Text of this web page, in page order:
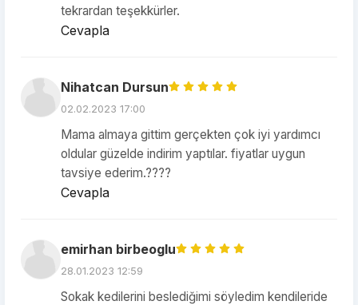
tekrardan teşekkürler.
Cevapla
Nihatcan Dursun
02.02.2023 17:00
Mama almaya gittim gerçekten çok iyi yardımcı
oldular güzelde indirim yaptılar. fiyatlar uygun
tavsiye ederim.????
Cevapla
emirhan birbeoglu
28.01.2023 12:59
Sokak kedilerini beslediğimi söyledim kendileride